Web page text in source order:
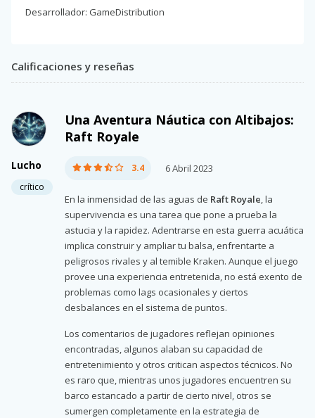
Desarrollador: GameDistribution
Calificaciones y reseñas
Lucho
crítico
Una Aventura Náutica con Altibajos:
Raft Royale
3.4 6 Abril 2023
En la inmensidad de las aguas de Raft Royale, la
supervivencia es una tarea que pone a prueba la
astucia y la rapidez. Adentrarse en esta guerra acuática
implica construir y ampliar tu balsa, enfrentarte a
peligrosos rivales y al temible Kraken. Aunque el juego
provee una experiencia entretenida, no está exento de
problemas como lags ocasionales y ciertos
desbalances en el sistema de puntos.
Los comentarios de jugadores reflejan opiniones
encontradas, algunos alaban su capacidad de
entretenimiento y otros critican aspectos técnicos. No
es raro que, mientras unos jugadores encuentren su
barco estancado a partir de cierto nivel, otros se
sumergen completamente en la estrategia de